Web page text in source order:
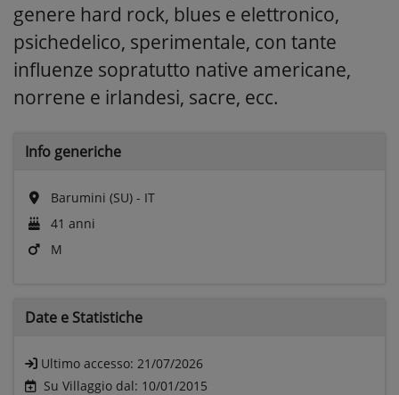
genere hard rock, blues e elettronico,
psichedelico, sperimentale, con tante
influenze sopratutto native americane,
norrene e irlandesi, sacre, ecc.
Info generiche
Barumini (SU) - IT
41 anni
M
Date e Statistiche
Ultimo accesso: 21/07/2026
Su Villaggio dal: 10/01/2015